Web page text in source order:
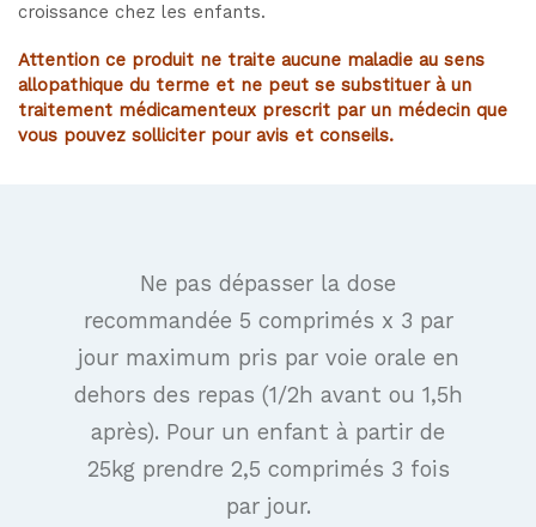
croissance chez les enfants.
Attention ce produit ne traite aucune maladie au sens
allopathique du terme et ne peut se substituer à un
traitement médicamenteux prescrit par un médecin que
vous pouvez solliciter pour avis et conseils.
Ne pas dépasser la dose
recommandée 5 comprimés x 3 par
jour maximum pris par voie orale en
dehors des repas (1/2h avant ou 1,5h
après). Pour un enfant à partir de
25kg prendre 2,5 comprimés 3 fois
par jour.